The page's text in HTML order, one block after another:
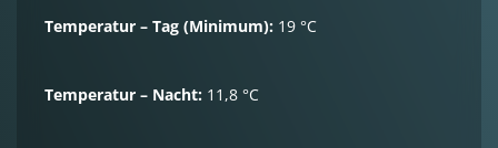
Temperatur – Tag (Minimum): 19 °C
Temperatur – Nacht: 11,8 °C